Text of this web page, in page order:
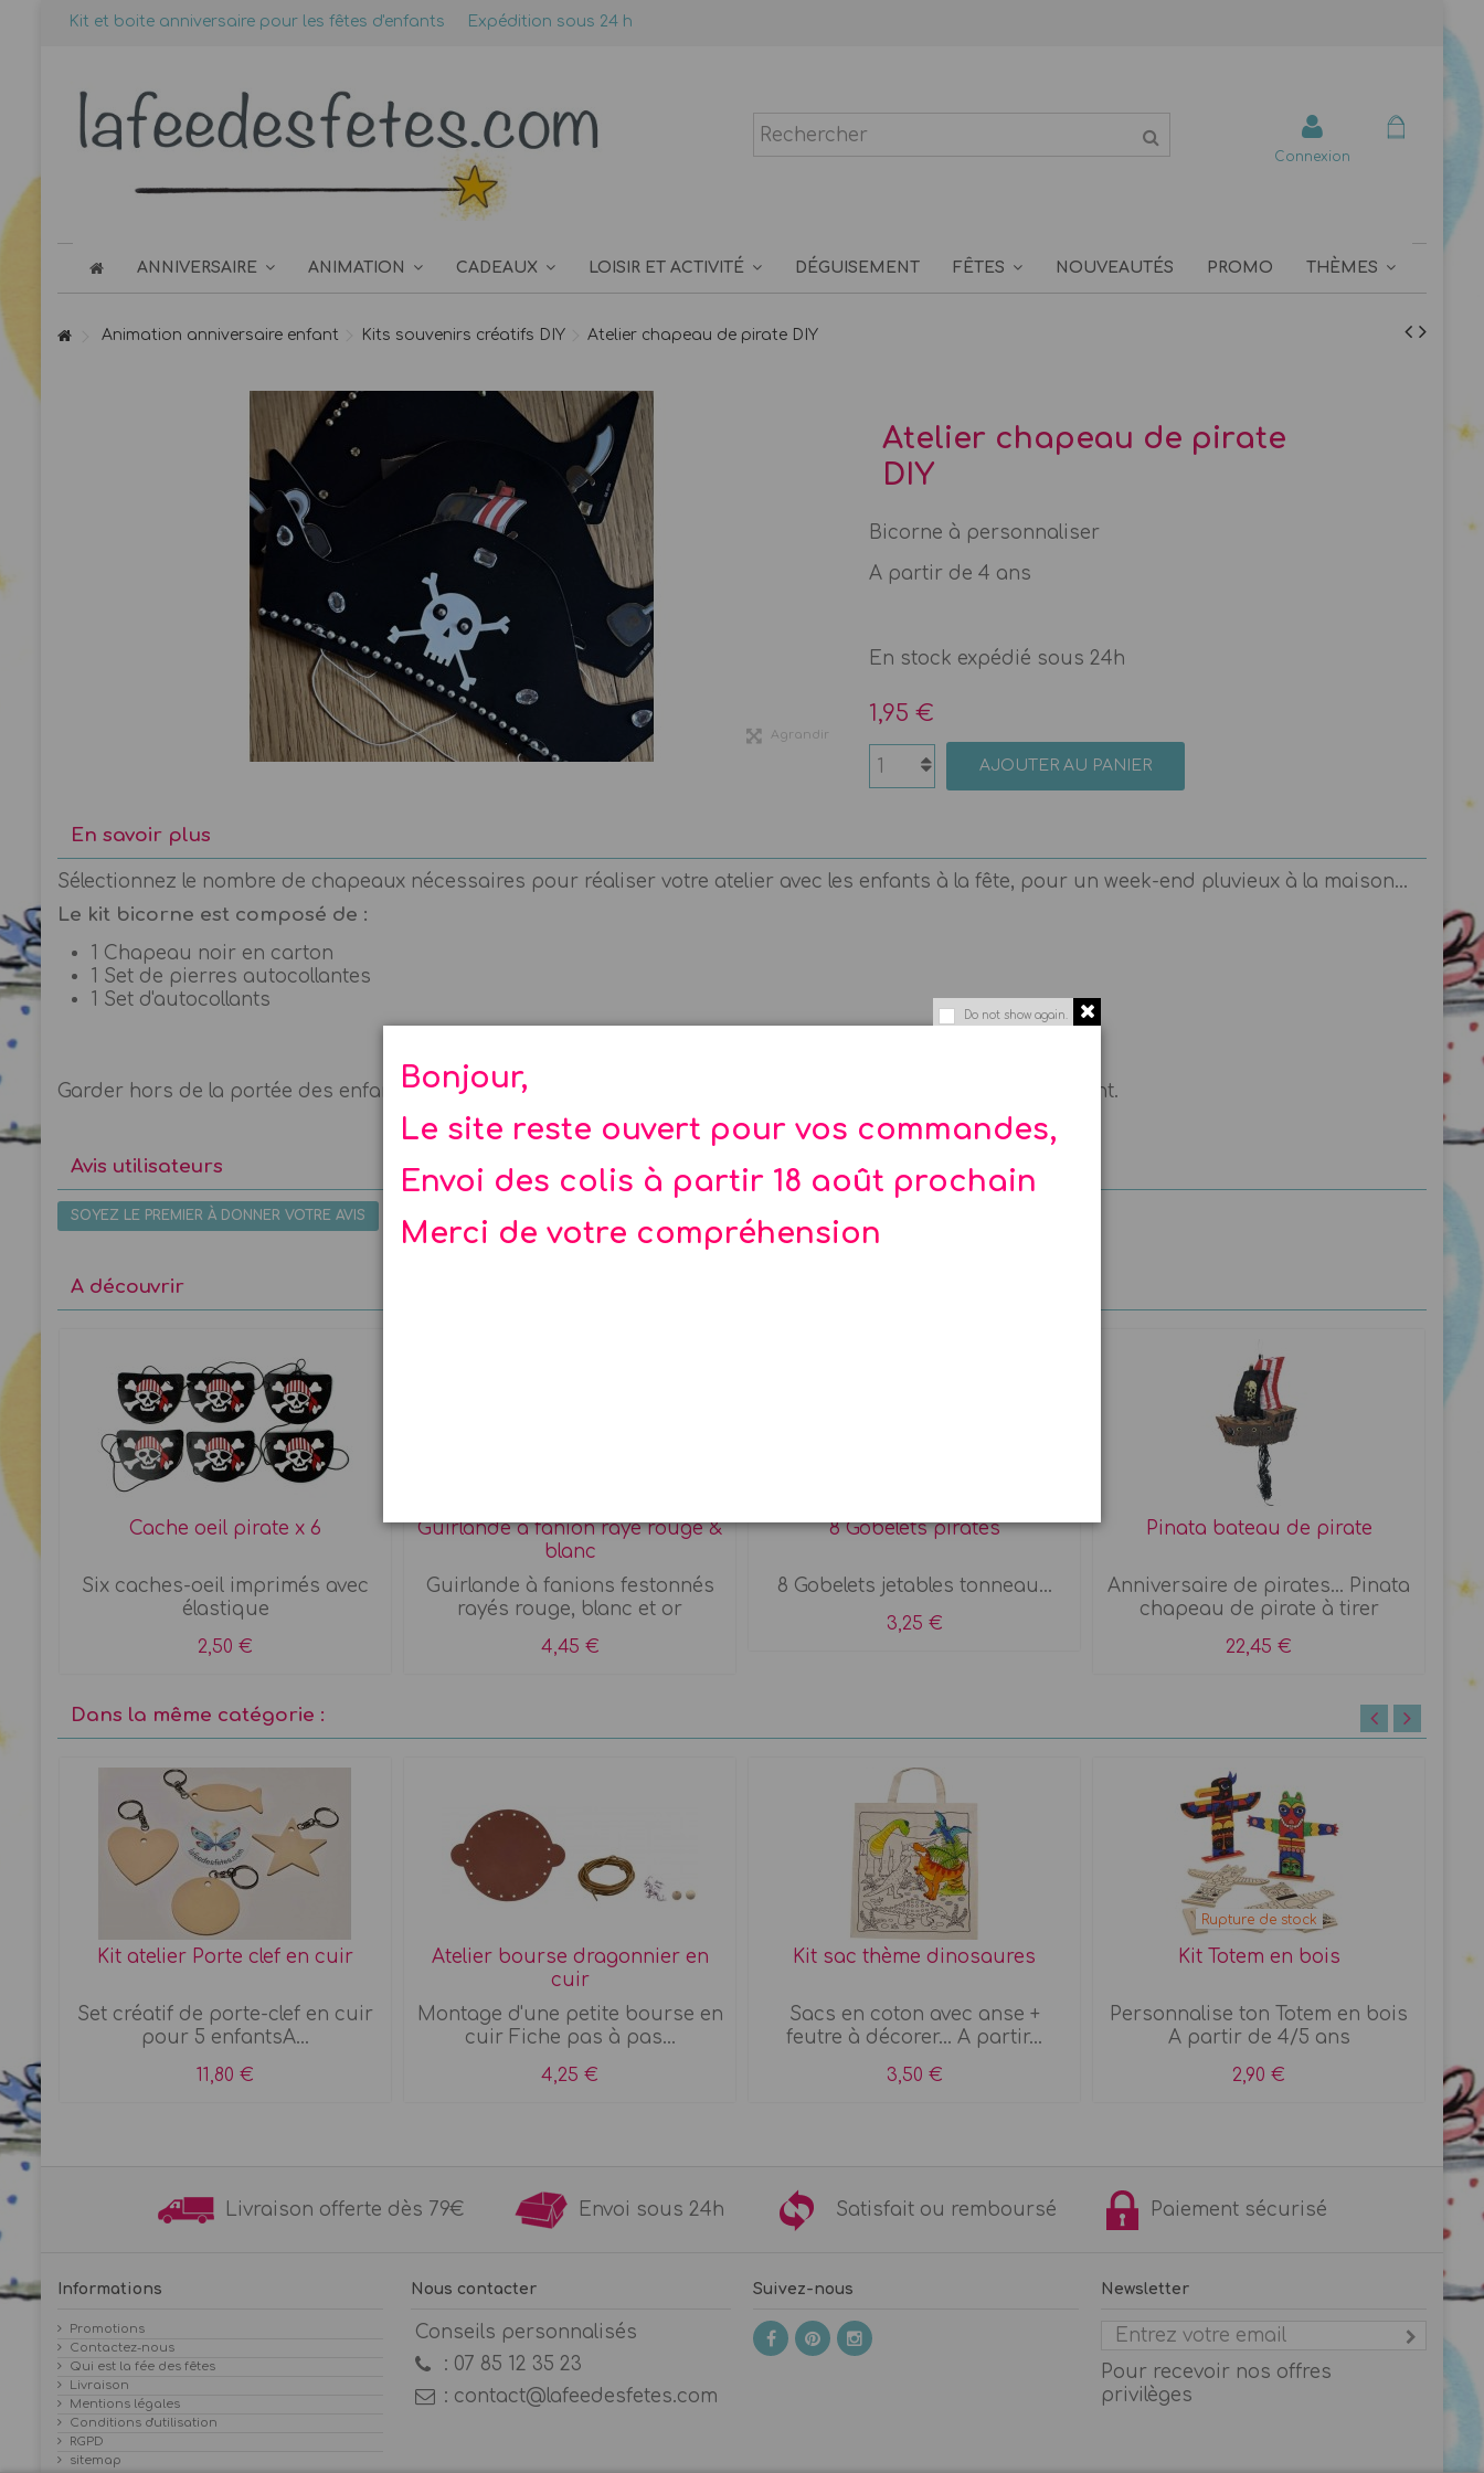
Do not show again.
Bonjour,
Le site reste ouvert pour vos commandes,
Envoi des colis à partir 18 août prochain
Merci de votre compréhension
Kit et boite anniversaire pour les fêtes d'enfants Expédition sous 24 h
Connexion
ANNIVERSAIRE ANIMATION CADEAUX LOISIR ET ACTIVITÉ DÉGUISEMENT FÊTES NOUVEAUTÉS PROMO THÈMES
Animation anniversaire enfant Kits souvenirs créatifs DIY Atelier chapeau de pirate DIY
Agrandir
Atelier chapeau de pirate
DIY
Bicorne à personnaliser
A partir de 4 ans
En stock expédié sous 24h
1,95 €
AJOUTER AU PANIER
En savoir plus
Sélectionnez le nombre de chapeaux nécessaires pour réaliser votre atelier avec les enfants à la fête, pour un week-end pluvieux à la maison...
Le kit bicorne est composé de :
1 Chapeau noir en carton
1 Set de pierres autocollantes
1 Set d'autocollants
Garder hors de la portée des enfants de moins de 3 ans. Risque d'ingestion de petites pièces ou d’étouffement.
Avis utilisateurs
SOYEZ LE PREMIER À DONNER VOTRE AVIS
A découvrir
Cache oeil pirate x 6
Six caches-oeil imprimés avec
élastique
2,50 €
Guirlande à fanion rayé rouge &
blanc
Guirlande à fanions festonnés
rayés rouge, blanc et or
4,45 €
8 Gobelets pirates
8 Gobelets jetables tonneau...
3,25 €
Pinata bateau de pirate
Anniversaire de pirates... Pinata
chapeau de pirate à tirer
22,45 €
Dans la même catégorie :
Kit atelier Porte clef en cuir
Set créatif de porte-clef en cuir
pour 5 enfantsA...
11,80 €
Atelier bourse dragonnier en
cuir
Montage d'une petite bourse en
cuir Fiche pas à pas...
4,25 €
Kit sac thème dinosaures
Sacs en coton avec anse +
feutre à décorer... A partir...
3,50 €
Rupture de stock
Kit Totem en bois
Personnalise ton Totem en bois
A partir de 4/5 ans
2,90 €
Livraison offerte dès 79€ Envoi sous 24h Satisfait ou remboursé Paiement sécurisé
Informations
Promotions
Contactez-nous
Qui est la fée des fêtes
Livraison
Mentions légales
Conditions d'utilisation
RGPD
sitemap
Nous contacter
Conseils personnalisés
: 07 85 12 35 23
: contact@lafeedesfetes.com
Suivez-nous Newsletter
Pour recevoir nos offres
privilèges